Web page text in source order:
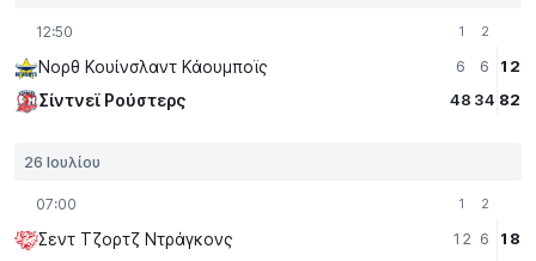
12:50
Νορθ Κουίνσλαντ Κάουμποϊς
Σίντνεϊ Ρούστερς
1
6
48
2
6
34
12
82
26 Ιουλίου
07:00
Σεντ Τζορτζ Ντράγκονς
1
12
2
6
18